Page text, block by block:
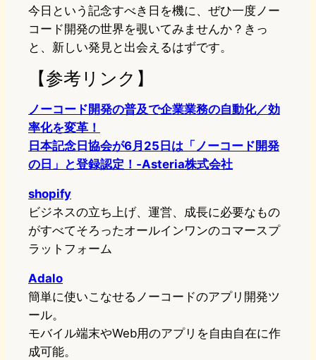
今日という記念すべき日を機に、ぜひ一度ノー
コード開発の世界を覗いてみませんか？きっ
と、新しい発見と出会えるはずです。
【参考リンク】
ノーコード開発の普及で企業業務の自動化／効
率化を変革！
日本記念日協会が6月25日は「ノーコード開発
の日」と登録認定！‐Asteria株式会社
shopify
ビジネスの立ち上げ、運営、成長に必要なもの
がすべてそろったオールインワンのコマースプ
ラットフォーム
Adalo
簡単に使いこなせるノーコードのアプリ開発ツ
ール。
モバイル端末やWeb用のアプリを自由自在に作
成可能。